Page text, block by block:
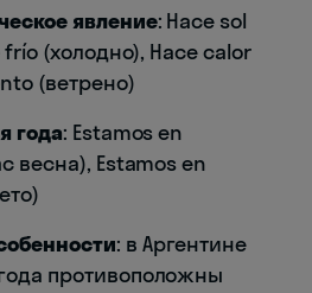
явление: Hace sol
(холодно), Hace calor
(ветрено)
года: Estamos en
весна), Estamos en
: в Аргентине
противоположны